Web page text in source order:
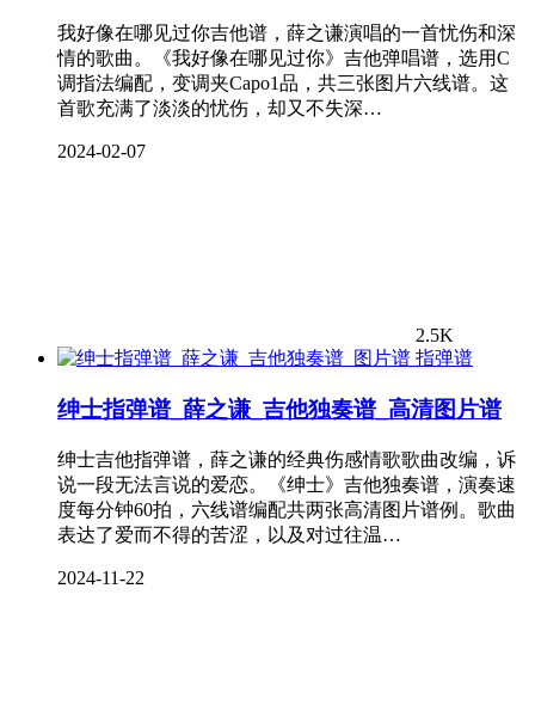
我好像在哪见过你吉他谱，薛之谦演唱的一首忧伤和深
情的歌曲。《我好像在哪见过你》吉他弹唱谱，选用C
调指法编配，变调夹Capo1品，共三张图片六线谱。这
首歌充满了淡淡的忧伤，却又不失深…
2024-02-07
2.5K
指弹谱
绅士指弹谱_薛之谦_吉他独奏谱_高清图片谱
绅士吉他指弹谱，薛之谦的经典伤感情歌歌曲改编，诉
说一段无法言说的爱恋。《绅士》吉他独奏谱，演奏速
度每分钟60拍，六线谱编配共两张高清图片谱例。歌曲
表达了爱而不得的苦涩，以及对过往温…
2024-11-22